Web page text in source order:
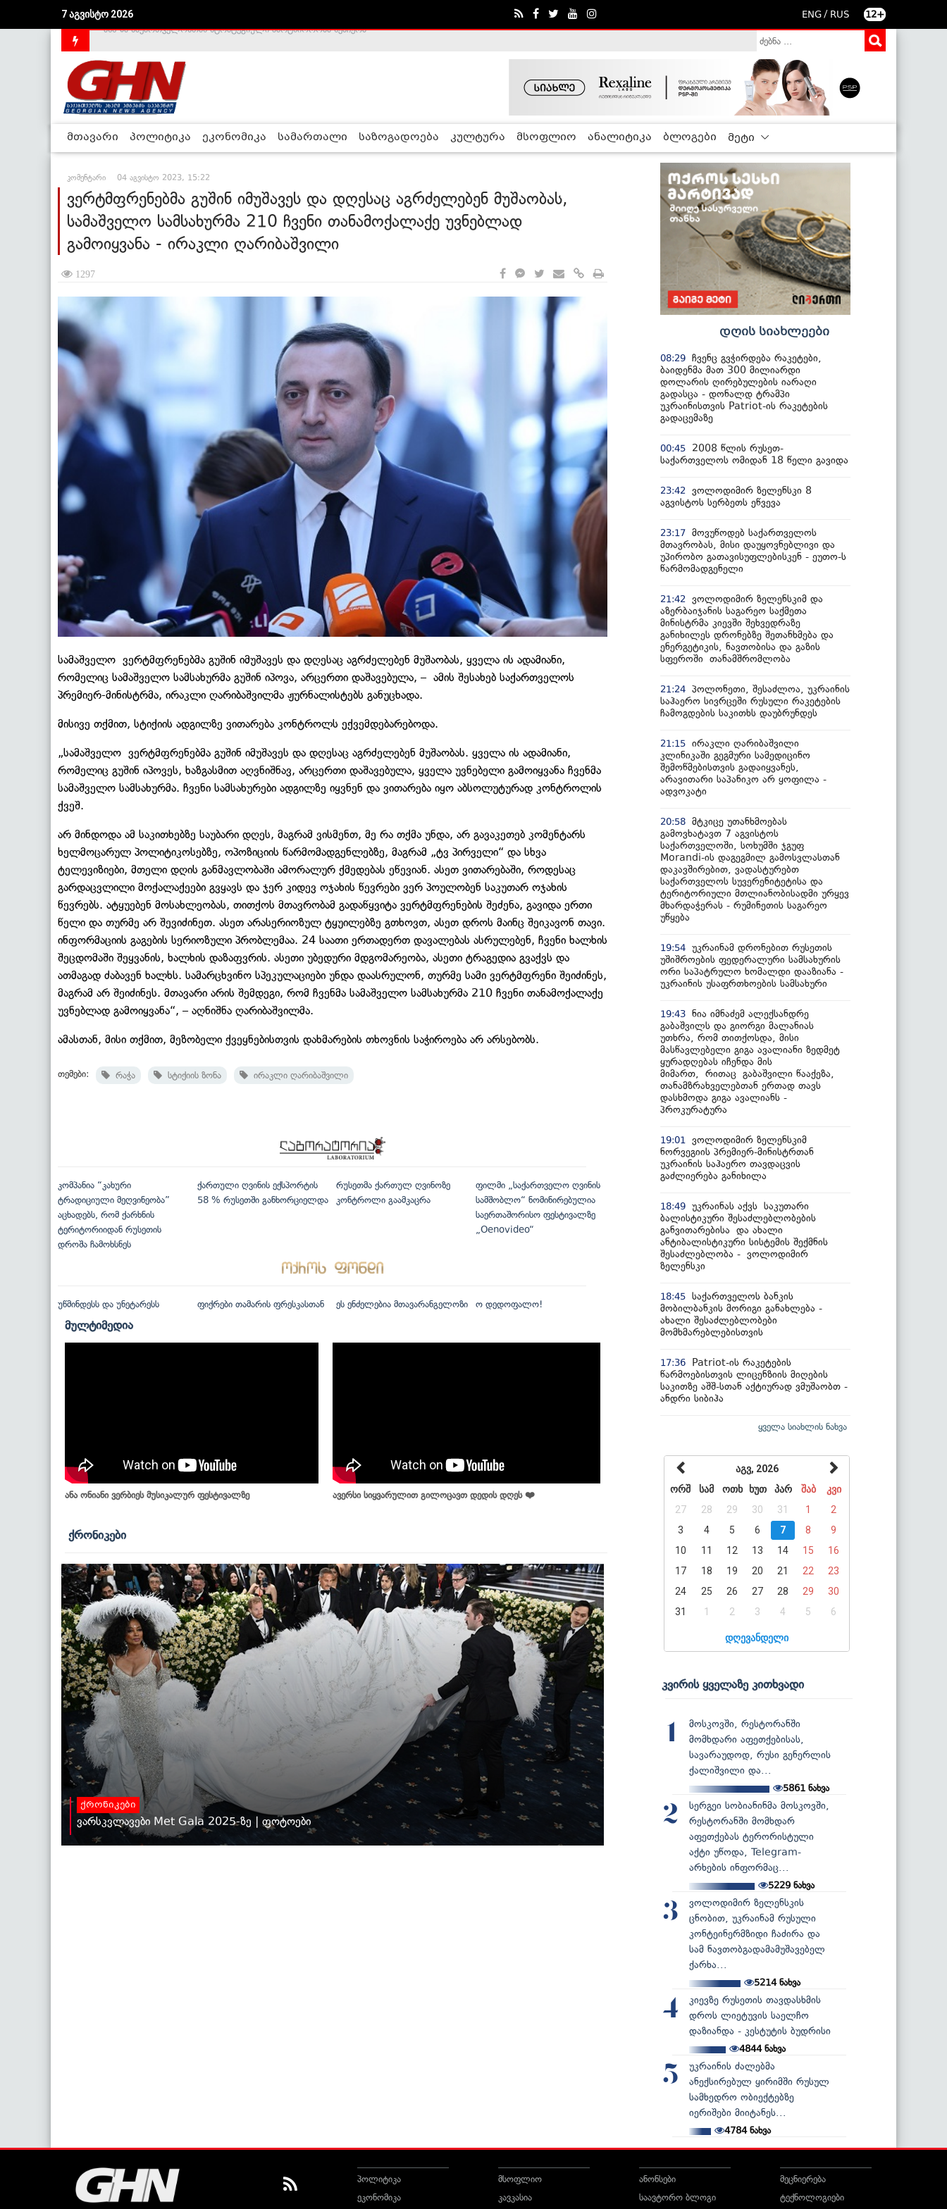
7 აგვისტო 2026 ENG / RUS 12+
მთავარი პოლიტიკა ეკონომიკა სამართალი საზოგადოება კულტურა მსოფლიო ანალიტიკა ბლოგები მეტი
კომენტარი 04 აგვისტო 2023, 15:22
ვერტმფრენებმა გუშინ იმუშავეს და დღესაც აგრძელებენ მუშაობას,
სამაშველო სამსახურმა 210 ჩვენი თანამოქალაქე უვნებლად
გამოიყვანა - ირაკლი ღარიბაშვილი
1297
სამაშველო ვერტმფრენებმა გუშინ იმუშავეს და დღესაც აგრძელებენ მუშაობას, ყველა ის ადამიანი,
რომელიც სამაშველო სამსახურმა გუშინ იპოვა, არცერთი დაშავებულა, – ამის შესახებ საქართველოს
პრემიერ-მინისტრმა, ირაკლი ღარიბაშვილმა ჟურნალისტებს განუცხადა.
მისივე თქმით, სტიქიის ადგილზე ვითარება კონტროლს ექვემდებარებოდა.
„სამაშველო ვერტმფრენებმა გუშინ იმუშავეს და დღესაც აგრძელებენ მუშაობას. ყველა ის ადამიანი,
რომელიც გუშინ იპოვეს, ხაზგასმით აღვნიშნავ, არცერთი დაშავებულა, ყველა უვნებელი გამოიყვანა ჩვენმა
სამაშველო სამსახურმა. ჩვენი სამსახურები ადგილზე იყვნენ და ვითარება იყო აბსოლუტურად კონტროლის
ქვეშ.
არ მინდოდა ამ საკითხებზე საუბარი დღეს, მაგრამ ვისმენთ, მე რა თქმა უნდა, არ გავაკეთებ კომენტარს
ხელმოცარულ პოლიტიკოსებზე, ოპოზიციის წარმომადგენლებზე, მაგრამ „ტვ პირველი“ და სხვა
ტელევიზიები, მთელი დღის განმავლობაში ამორალურ ქმედებას ეწევიან. ასეთ ვითარებაში, როდესაც
გარდაცვლილი მოქალაქეები გვყავს და ჯერ კიდევ ოჯახის წევრები ვერ პოულობენ საკუთარ ოჯახის
წევრებს. ატყუებენ მოსახლეობას, თითქოს მთავრობამ გადაწყვიტა ვერტმფრენების შეძენა, გავიდა ერთი
წელი და თურმე არ შევიძინეთ. ასეთ არასერიოზულ ტყუილებზე გთხოვთ, ასეთ დროს მაინც შეიკავონ თავი.
ინფორმაციის გაგების სერიოზული პრობლემაა. 24 საათი ერთადერთ დავალებას ასრულებენ, ჩვენი ხალხის
შეცდომაში შეყვანის, ხალხის დაზაფვრის. ასეთი უბედური მდგომარეობა, ასეთი ტრაგედია გვაქვს და
ათმაგად ძაბავენ ხალხს. სამარცხვინო სპეკულაციები უნდა დაასრულონ, თურმე სამი ვერტმფრენი შეიძინეს,
მაგრამ არ შეიძინეს. მთავარი არის შემდეგი, რომ ჩვენმა სამაშველო სამსახურმა 210 ჩვენი თანამოქალაქე
უვნებლად გამოიყვანა“, – აღნიშნა ღარიბაშვილმა.
ამასთან, მისი თქმით, მეზობელი ქვეყნებისთვის დახმარების თხოვნის საჭიროება არ არსებობს.
თემები: რაჭა სტიქიის ზონა ირაკლი ღარიბაშვილი
კომპანია “კახური
ტრადიციული მეღვინეობა”
აცხადებს, რომ ქარხნის
ტერიტორიიდან რუსეთის
დროშა ჩამოხსნეს
ქართული ღვინის ექსპორტის
58 % რუსეთში განხორციელდა
რუსეთმა ქართულ ღვინოზე
კონტროლი გაამკაცრა
ფილმი „საქართველო ღვინის
სამშობლო“ ნომინირებულია
საერთაშორისო ფესტივალზე
„Oenovideo“
უწმინდესს და უნეტარესს ფიქრები თამარის ფრესკასთან ეს ენძელებია მთავარანგელოზი ო დედოფალო!
მულტიმედია
ანა ონიანი ვერბიეს მუსიკალურ ფესტივალზე ავერსი სიყვარულით გილოცავთ დედის დღეს ❤️
ქრონიკები
ქრონიკები
ვარსკვლავები Met Gala 2025-ზე | ფოტოები
დღის სიახლეები
08:29 ჩვენც გვჭირდება რაკეტები,
ბაიდენმა მათ 300 მილიარდი
დოლარის ღირებულების იარაღი
გადასცა - დონალდ ტრამპი
უკრაინისთვის Patriot-ის რაკეტების
გადაცემაზე
00:45
2008 წლის რუსეთ-
საქართველოს ომიდან 18 წელი გავიდა
23:42
ვოლოდიმირ ზელენსკი 8
აგვისტოს სერბეთს ეწვევა
23:17 მოვუწოდებ საქართველოს
მთავრობას, მისი დაუყოვნებლივი და
უპირობო გათავისუფლებისკენ - ეუთო-ს
წარმომადგენელი
21:42
ვოლოდიმირ ზელენსკიმ და
აზერბაიჯანის საგარეო საქმეთა
მინისტრმა კიევში შეხვედრაზე
განიხილეს დრონებზე შეთანხმება და
ენერგეტიკის, ნავთობისა და გაზის
სფეროში თანამშრომლობა
21:24 პოლონეთი, შესაძლოა, უკრაინის
საჰაერო სივრცეში რუსული რაკეტების
ჩამოგდების საკითხს დაუბრუნდეს
21:15 ირაკლი ღარიბაშვილი
კლინიკაში გეგმური სამედიცინო
შემოწმებისთვის გადაიყვანეს,
არავითარი საპანიკო არ ყოფილა -
ადვოკატი
20:58 მტკიცე უთანხმოებას
გამოვხატავთ 7 აგვისტოს
საქართველოში, სოხუმში ჯგუფ
Morandi-ის დაგეგმილ გამოსვლასთან
დაკავშირებით, ვადასტურებთ
საქართველოს სუვერენიტეტისა და
ტერიტორიული მთლიანობისადმი ურყევ
მხარდაჭერას - რუმინეთის საგარეო
უწყება
19:54 უკრაინამ დრონებით რუსეთის
უშიშროების ფედერალური სამსახურის
ორი საპატრულო ხომალდი დააზიანა -
უკრაინის უსაფრთხოების სამსახური
19:43 ნია იმნაძემ ალექსანდრე
გაბაშვილს და გიორგი მალანიას
უთხრა, რომ თითქოსდა, მისი
მასწავლებელი გიგა ავალიანი ზედმეტ
ყურადღებას იჩენდა მის
მიმართ, რითაც გაბაშვილი წააქეზა,
თანამზრახველებთან ერთად თავს
დასხმოდა გიგა ავალიანს -
პროკურატურა
19:01
ვოლოდიმირ ზელენსკიმ
ნორვეგიის პრემიერ-მინისტრთან
უკრაინის საჰაერო თავდაცვის
გაძლიერება განიხილა
18:49 უკრაინას აქვს საკუთარი
ბალისტიკური შესაძლებლობების
განვითარებისა და ახალი
ანტიბალისტიკური სისტემის შექმნის
შესაძლებლობა - ვოლოდიმირ
ზელენსკი
18:45 საქართველოს ბანკის
მობილბანკის მორიგი განახლება -
ახალი შესაძლებლობები
მომხმარებლებისთვის
17:36
Patriot-ის რაკეტების
წარმოებისთვის ლიცენზიის მიღების
საკითზე აშშ-სთან აქტიურად ვმუშაობთ -
ანდრი სიბიჰა
ყველა სიახლის ნახვა
აგვ, 2026
ორშ
სამ ოთხ ხუთ პარ შაბ
კვი
27
28 29 30 31 1
2
3
4 5 6 7 8
9
10
11 12 13 14 15
16
17
18 19 20 21 22
23
24
25 26 27 28 29
30
31
1 2 3 4 5 6
დღევანდელი
კვირის ყველაზე კითხვადი
1
მოსკოვში, რესტორანში
მომხდარი აფეთქებისას,
სავარაუდოდ, რუსი გენერლის
ქალიშვილი და...
5861 ნახვა
2
სერგეი სობიანინმა მოსკოვში,
რესტორანში მომხდარ
აფეთქებას ტერორისტული
აქტი უწოდა, Telegram-
არხების ინფორმაც...
5229 ნახვა
3
ვოლოდიმირ ზელენსკის
ცნობით, უკრაინამ რუსული
კონტეინერმზიდი ჩაძირა და
სამ ნავთობგადამამუშავებელ
ქარხა...
5214ნახვა
4
კიევზე რუსეთის თავდასხმის
დროს ლიეტუვის საელჩო
დაზიანდა - კესტუტის ბუდრისი
4844ნახვა
5
უკრაინის ძალებმა
ანექსირებულ ყირიმში რუსულ
სამხედრო ობიექტებზე
იერიშები მიიტანეს...
4784ნახვა
პოლიტიკა
ეკონომიკა
მსოფლიო
კავკასია
ანონსები
საავტორო ბლოგი
მეცნიერება
ტექნოლოგიები